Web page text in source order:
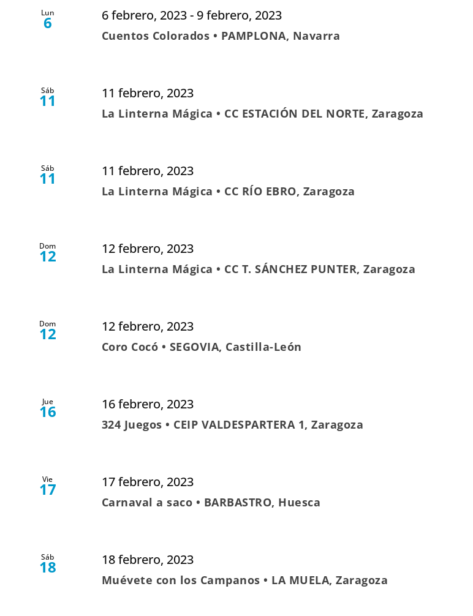
Lun
6 6 febrero, 2023- 9 febrero, 2023
Cuentos Colorados • PAMPLONA, Navarra
Sáb
11 11 febrero, 2023
La Linterna Mágica • CC ESTACIÓN DEL NORTE, Zaragoza
Sáb
11 11 febrero, 2023
La Linterna Mágica • CC RÍO EBRO, Zaragoza
Dom
12 12 febrero, 2023
La Linterna Mágica • CC T. SÁNCHEZ PUNTER, Zaragoza
Dom
12 12 febrero, 2023
Coro Cocó • SEGOVIA, Castilla-León
Jue
16 16 febrero, 2023
324 Juegos • CEIP VALDESPARTERA 1, Zaragoza
Vie
17 17 febrero, 2023
Carnaval a saco • BARBASTRO, Huesca
Sáb
18 18 febrero, 2023
Muévete con los Campanos • LA MUELA, Zaragoza